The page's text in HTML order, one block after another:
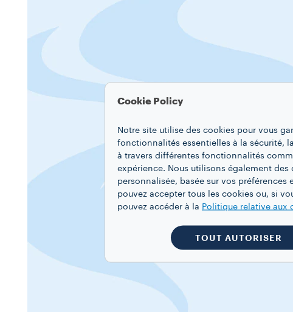
Cookie Policy
Notre site utilise des cookies pour vous
fonctionnalités essentielles à la sécurité,
à travers différentes fonctionnalités
expérience. Nous utilisons également
personnalisée, basée sur vos
pouvez accepter tous les cookies ou, si
pouvez accéder à la Politique relative aux
TOUT AUTORISER